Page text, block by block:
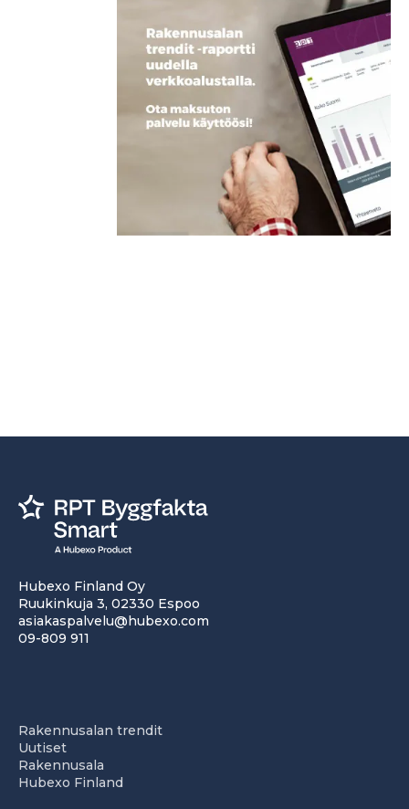
Hubexo Finland Oy
Ruukinkuja 3, 02330 Espoo
asiakaspalvelu@hubexo.com
09-809 911
Rakennusalan trendit
Uutiset
Rakennusala
Hubexo Finland